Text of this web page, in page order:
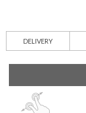
DELIVERY